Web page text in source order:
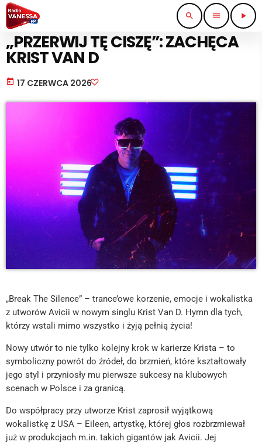
search menu play_arrow
MUSIC NEWS
„PRZERWIJ TĘ CISZĘ”: ZACHĘCA
KRIST VAN D
today 17 CZERWCA 2026
„Break The Silence” – trance’owe korzenie, emocje i wokalistka
z utworów Avicii w nowym singlu Krist Van D. Hymn dla tych,
którzy wstali mimo wszystko i żyją pełnią życia!
Nowy utwór to nie tylko kolejny krok w karierze Krista – to
symboliczny powrót do źródeł, do brzmień, które kształtowały
jego styl i przyniosły mu pierwsze sukcesy na klubowych
scenach w Polsce i za granicą.
Do współpracy przy utworze Krist zaprosił wyjątkową
wokalistkę z USA – Eileen, artystkę, której głos rozbrzmiewał
już w produkcjach m.in. takich gigantów jak Avicii. Jej